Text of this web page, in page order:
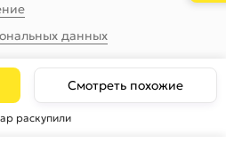
Смотреть похожие
раскупили
данных